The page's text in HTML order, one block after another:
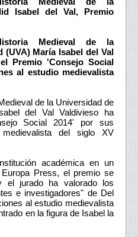
Isabel del Val, Premio
Medieval de la
(UVA) María Isabel del Val
Premio 'Consejo Social
al estudio medievalista
de la Universidad de
del Val Valdivieso ha
Social 2014' por sus
del siglo XV
académica en un
Press, el premio se
el jurado ha valorado los
e investigadores" de Del
al estudio medievalista
en la figura de Isabel la